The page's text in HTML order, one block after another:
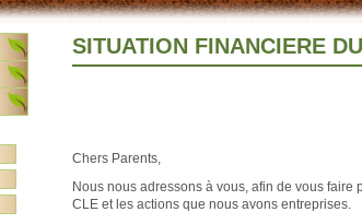
SITUATION FINANCIERE
Chers Parents,
Nous nous adressons à vous, afin de vous
CLE et les actions que nous avons entreprises.